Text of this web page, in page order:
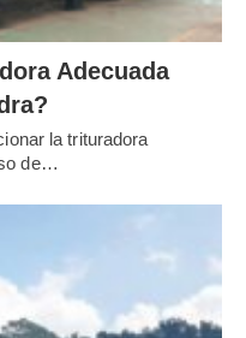
Adecuada
la trituradora
de…